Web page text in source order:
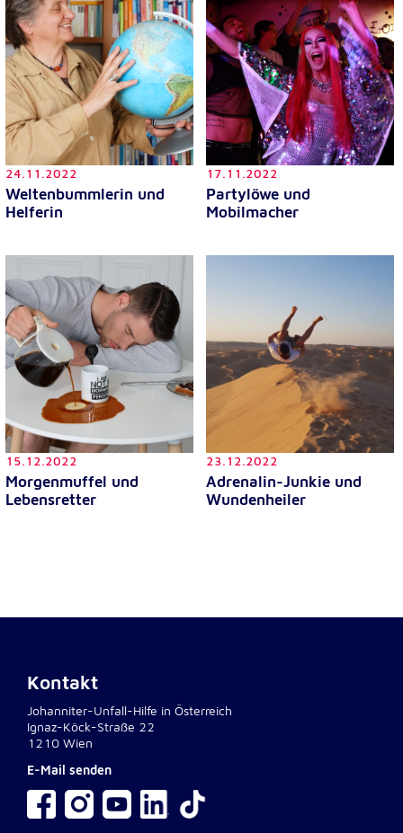
24.11.2022
Weltenbummlerin und
Helferin
17.11.2022
Partylöwe und
Mobilmacher
15.12.2022
Morgenmuffel und
Lebensretter
23.12.2022
Adrenalin-Junkie und
Wundenheiler
Kontakt
Johanniter-Unfall-Hilfe in Österreich
Ignaz-Köck-Straße 22
1210 Wien
E-Mail senden